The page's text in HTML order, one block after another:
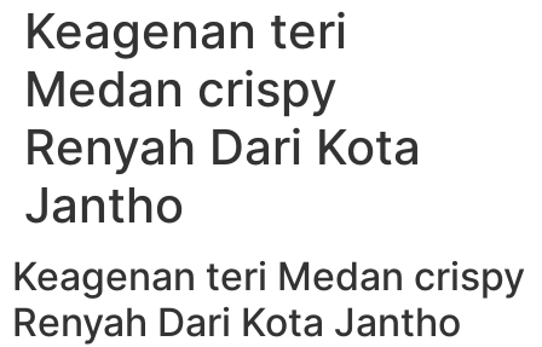
Keagenan teri
Medan crispy
Renyah Dari Kota
Jantho
Keagenan teri Medan crispy
Renyah Dari Kota Jantho